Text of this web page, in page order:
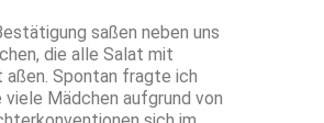
saßen neben uns
die alle Salat mit
aßen. Spontan fragte ich
viele Mädchen aufgrund von